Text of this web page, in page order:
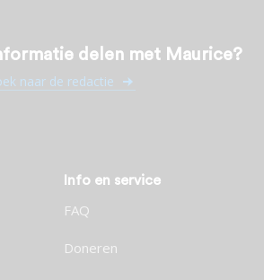
delen met Maurice?
naar de redactie
Info en service
FAQ
Doneren